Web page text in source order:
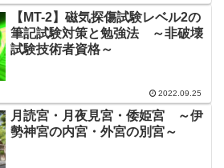
【MT-2】磁気探傷試験レベル2の
筆記試験対策と勉強法 ～非破壊
試験技術者資格～
2022.09.25
月読宮・月夜見宮・倭姫宮 ～伊
勢神宮の内宮・外宮の別宮～